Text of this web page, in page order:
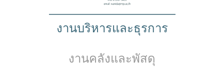
งานบริหารและธุรการ
งานคลังและพัสดุ